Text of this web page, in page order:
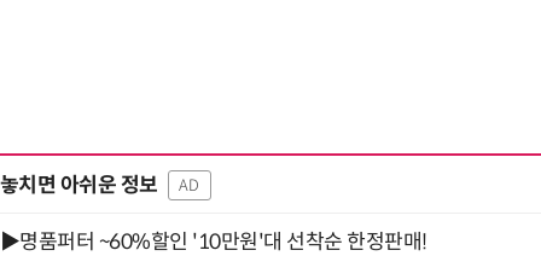
놓치면 아쉬운 정보 AD
▶명품퍼터 ~60%할인 '10만원'대 선착순 한정판매!